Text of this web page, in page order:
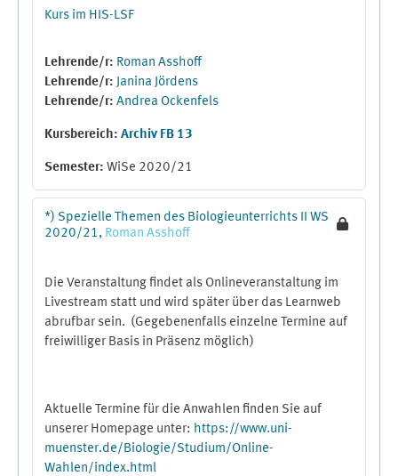
Kurs im HIS-LSF
Lehrende/r: Roman Asshoff
Lehrende/r: Janina Jördens
Lehrende/r: Andrea Ockenfels
Kursbereich: Archiv FB 13
Semester: WiSe 2020/21
*) Spezielle Themen des Biologieunterrichts II WS
2020/21, Roman Asshoff
Die Veranstaltung findet als Onlineveranstaltung im
Livestream statt und wird später über das Learnweb
abrufbar sein. (Gegebenenfalls einzelne Termine auf
freiwilliger Basis in Präsenz möglich)
Aktuelle Termine für die Anwahlen finden Sie auf
unserer Homepage unter: https://www.uni-
muenster.de/Biologie/Studium/Online-
Wahlen/index.html